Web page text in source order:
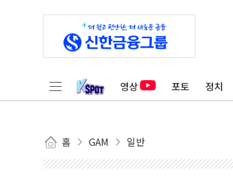
영상 포토 정치
홈 GAM 일반